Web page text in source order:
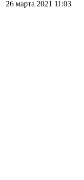
26 марта 2021 11:03